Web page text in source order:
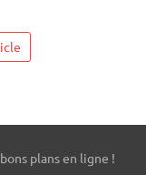
plans en ligne !